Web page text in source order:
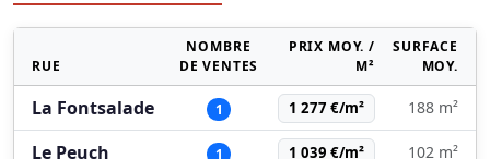
RUE
NOMBRE
DE VENTES
PRIX MOY. /
M²
SURFACE
MOY.
La Fontsalade 1 1 277 €/m² 188 m²
Le Peuch 1 1 039 €/m² 102 m²